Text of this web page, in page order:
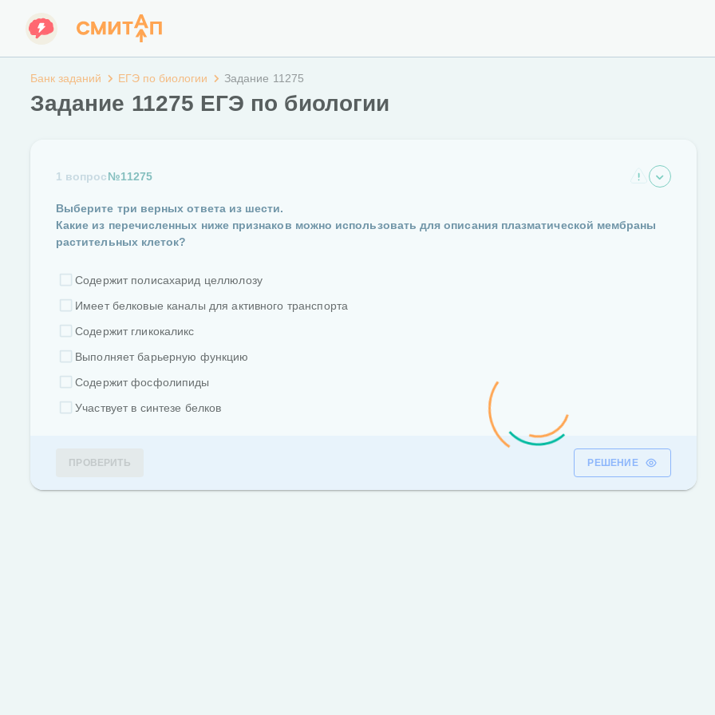
Банк заданий ЕГЭ по биологии Задание 11275
Задание 11275 ЕГЭ по биологии
1 вопрос№11275
Выберите три верных ответа из шести.
Какие из перечисленных ниже признаков можно использовать для описания плазматической мембраны
растительных клеток?
Содержит полисахарид целлюлозу
Имеет белковые каналы для активного транспорта
Содержит гликокаликс
Выполняет барьерную функцию
Содержит фосфолипиды
Участвует в синтезе белков
ПРОВЕРИТЬ РЕШЕНИЕ